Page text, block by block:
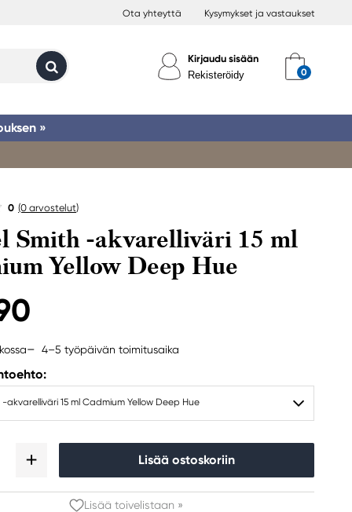
Ota yhteyttä Kysymykset ja vastaukset
Kirjaudu sisään
Rekisteröidy
»
0 (0 arvostelut)
Smith -akvarelliväri 15 ml
Yellow Deep Hue
4–5 työpäivän toimitusaika
akvarelliväri 15 ml Cadmium Yellow Deep Hue
Lisää ostoskoriin
Lisää toivelistaan »